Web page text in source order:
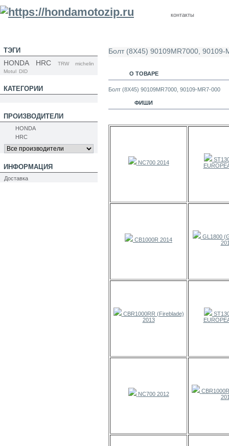
контакты
ТЭГИ
HONDA HRC TRW
michelin
Motul DID
КАТЕГОРИИ
ПРОИЗВОДИТЕЛИ
HONDA
HRC
ИНФОРМАЦИЯ
Доставка
Болт (8Х45) 90109MR7000, 90109-
О ТОВАРЕ
Болт (8Х45) 90109MR7000, 90109-MR7-000
ФИШИ
NC700 2014
CB1000R 2014
GL1800
CBR1000RR (Fireblade)
2013
NC700 2012